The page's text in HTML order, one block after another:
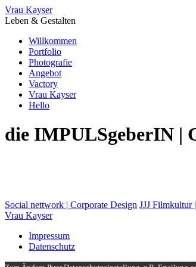
Vrau Kayser
Leben & Gestalten
Willkommen
Portfolio
Photografie
Angebot
Vactory
Vrau Kayser
Hello
die IMPULSgeberIN |
Social nettwork | Corporate Design JJJ Filmkultur
Vrau Kayser
Impressum
Datenschutz